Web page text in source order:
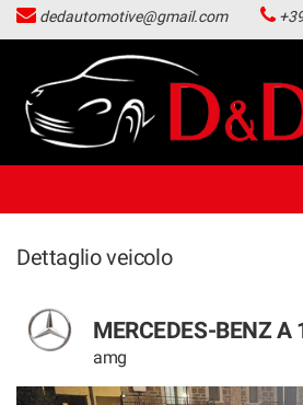
HOME
LISTA VEICOLI
NEWS
dedautomotive@gmail.com
Dettaglio veicolo
MERCEDES-BENZ A
amg